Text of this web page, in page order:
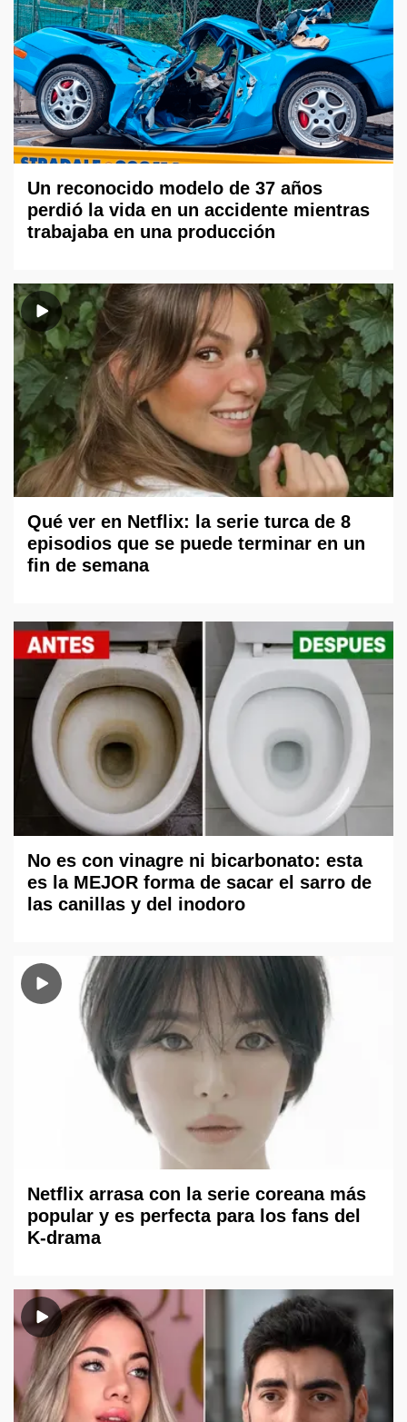
Un reconocido modelo de 37 años
perdió la vida en un accidente mientras
trabajaba en una producción
Qué ver en Netflix: la serie turca de 8
episodios que se puede terminar en un
fin de semana
No es con vinagre ni bicarbonato: esta
es la MEJOR forma de sacar el sarro de
las canillas y del inodoro
Netflix arrasa con la serie coreana más
popular y es perfecta para los fans del
K-drama